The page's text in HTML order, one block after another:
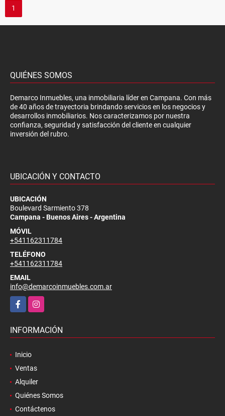
1
QUIÉNES SOMOS
Demarco Inmuebles, una inmobiliaria líder en Campana. Con más
de 40 años de trayectoria brindando servicios en los negocios y
desarrollos inmobiliarios. Nos caracterizamos por nuestra
confianza, seguridad y satisfacción del cliente en cualquier
inversión del rubro.
UBICACIÓN Y CONTACTO
UBICACIÓN
Boulevard Sarmiento 378
Campana - Buenos Aires - Argentina
MÓVIL
+541162311784
TELÉFONO
+541162311784
EMAIL
info@demarcoinmuebles.com.ar
FacebookInstagram
INFORMACIÓN
Inicio
Ventas
Alquiler
Quiénes Somos
Contáctenos